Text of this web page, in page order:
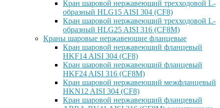
Кран шаровой нержавеющий трехходовой L-
образный HLG15 AISI 304 (CF8)
Кран шаровой нержавеющий трехходовой L-
образный HLG25 AISI 316 (CF8M)
Краны шаровые нержавеющие фланцевые
Кран шаровой нержавеющий фланцевый
HKF14 AISI 304 (CF8)
Кран шаровой нержавеющий фланцевый
HKF24 AISI 316 (CF8M)
Кран шаровой нержавеющий межфланцевый
HKN12 AISI 304 (CF8)
Кран шаровой нержавеющий фланцевый